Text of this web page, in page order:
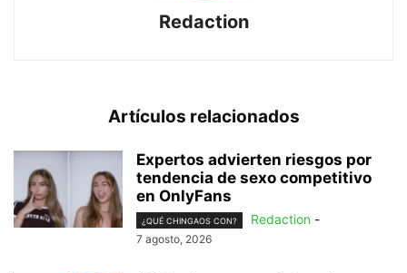
Redaction
Artículos relacionados
Expertos advierten riesgos por
tendencia de sexo competitivo
en OnlyFans
¿QUÉ CHINGAOS CON? Redaction -
7 agosto, 2026